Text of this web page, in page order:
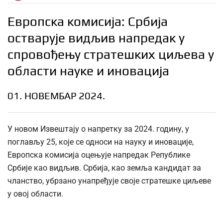
Европска комисија: Србија
остварује видљив напредак у
спровођењу стратешких циљева у
области науке и иновација
01. НОВЕМБАР 2024.
У новом Извештају о напретку за 2024. годину, у
поглављу 25, које се односи на науку и иновације,
Европска комисија оцењује напредак Републике
Србије као видљив. Србија, као земља кандидат за
чланство, убрзано унапређује своје стратешке циљеве
у овој области.